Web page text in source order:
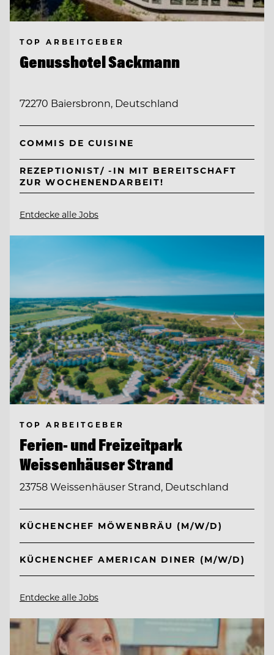
TOP ARBEITGEBER
Genusshotel Sackmann
72270 Baiersbronn, Deutschland
COMMIS DE CUISINE
REZEPTIONIST/ -IN MIT BEREITSCHAFT
ZUR WOCHENENDARBEIT!
Entdecke alle Jobs
TOP ARBEITGEBER
Ferien- und Freizeitpark
Weissenhäuser Strand
23758 Weissenhäuser Strand, Deutschland
KÜCHENCHEF MÖWENBRÄU (M/W/D)
KÜCHENCHEF AMERICAN DINER (M/W/D)
Entdecke alle Jobs